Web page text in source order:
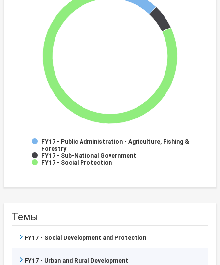
FY17 - Public Administration - Agriculture, Fishing &
Forestry
FY17 - Sub-National Government
FY17 - Social Protection
Темы
FY17 - Social Development and Protection
FY17 - Urban and Rural Development